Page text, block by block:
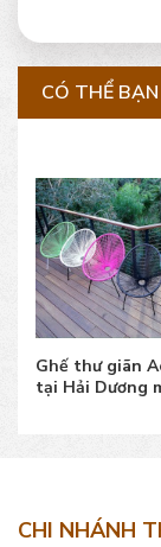
CÓ THỂ
Ghế thư giãn
tại Hải Dương
CHI NHÁNH